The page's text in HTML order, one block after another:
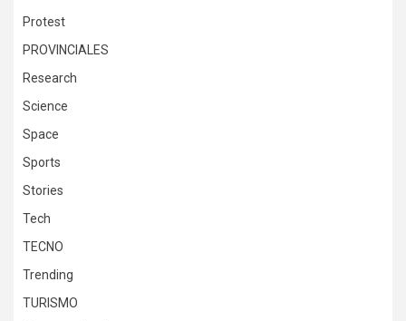
Protest
PROVINCIALES
Research
Science
Space
Sports
Stories
Tech
TECNO
Trending
TURISMO